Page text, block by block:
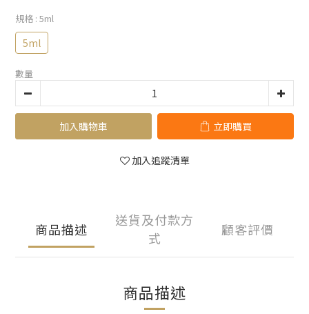
規格 : 5ml
5ml
數量
加入購物車 立即購買
加入追蹤清單
商品描述
送貨及付款方
式
顧客評價
商品描述